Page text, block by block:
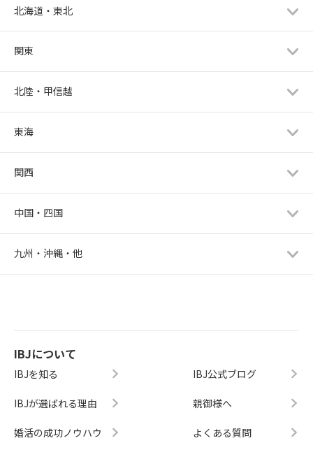
北海道・東北
関東
北陸・甲信越
東海
関西
中国・四国
九州・沖縄・他
IBJについて
IBJを知る
IBJが選ばれる理由
婚活の成功ノウハウ
IBJ公式ブログ
親御様へ
よくある質問